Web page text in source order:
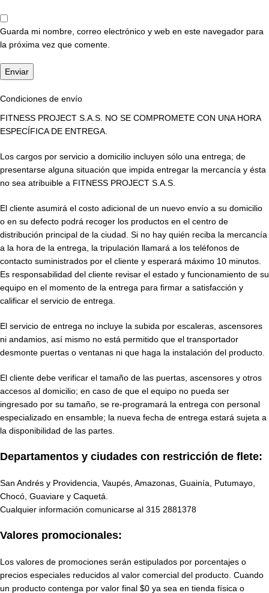
Guarda mi nombre, correo electrónico y web en este navegador para
la próxima vez que comente.
Condiciones de envío
FITNESS PROJECT S.A.S. NO SE COMPROMETE CON UNA HORA
ESPECÍFICA DE ENTREGA.
Los cargos por servicio a domicilio incluyen sólo una entrega; de
presentarse alguna situación que impida entregar la mercancía y ésta
no sea atribuible a FITNESS PROJECT S.A.S.
El cliente asumirá el costo adicional de un nuevo envío a su domicilio
o en su defecto podrá recoger los productos en el centro de
distribución principal de la ciudad. Si no hay quién reciba la mercancía
a la hora de la entrega, la tripulación llamará a los teléfonos de
contacto suministrados por el cliente y esperará máximo 10 minutos.
Es responsabilidad del cliente revisar el estado y funcionamiento de su
equipo en el momento de la entrega para firmar a satisfacción y
calificar el servicio de entrega.
El servicio de entrega no incluye la subida por escaleras, ascensores
ni andamios, así mismo no está permitido que el transportador
desmonte puertas o ventanas ni que haga la instalación del producto.
El cliente debe verificar el tamaño de las puertas, ascensores y otros
accesos al domicilio; en caso de que el equipo no pueda ser
ingresado por su tamaño, se re-programará la entrega con personal
especializado en ensamble; la nueva fecha de entrega estará sujeta a
la disponibilidad de las partes.
Departamentos y ciudades con restricción de flete:
San Andrés y Providencia, Vaupés, Amazonas, Guainía, Putumayo,
Chocó, Guaviare y Caquetá.
Cualquier información comunicarse al 315 2881378
Valores promocionales:
Los valores de promociones serán estipulados por porcentajes o
precios especiales reducidos al valor comercial del producto. Cuando
un producto contenga por valor final $0 ya sea en tienda física o